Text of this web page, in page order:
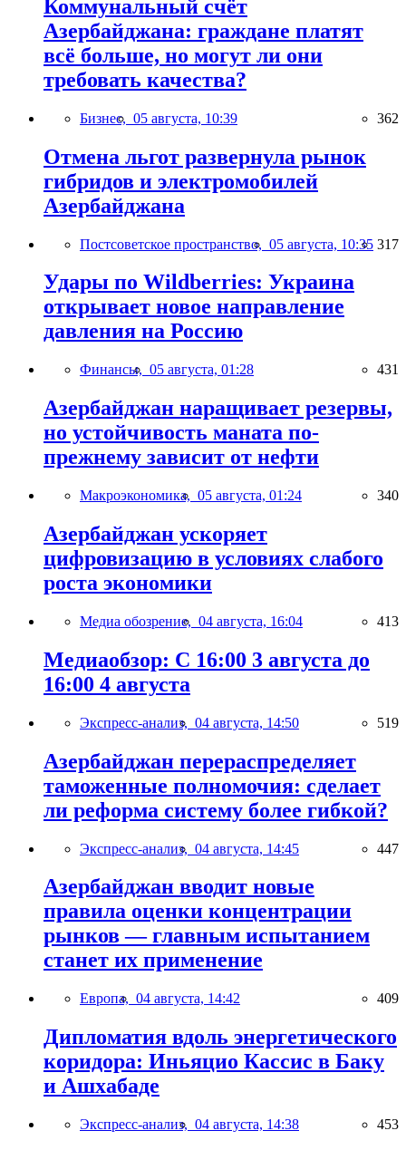
Коммунальный счёт
Азербайджана: граждане платят
всё больше, но могут ли они
требовать качества?
Бизнес, 05 августа, 10:39 362
Отмена льгот развернула рынок
гибридов и электромобилей
Азербайджана
Постсоветское пространство, 05 августа, 10:35 317
Удары по Wildberries: Украина
открывает новое направление
давления на Россию
Финансы, 05 августа, 01:28 431
Азербайджан наращивает резервы,
но устойчивость маната по-
прежнему зависит от нефти
Макроэкономика, 05 августа, 01:24 340
Азербайджан ускоряет
цифровизацию в условиях слабого
роста экономики
Медиа обозрение, 04 августа, 16:04 413
Медиаобзор: С 16:00 3 августа до
16:00 4 августа
Экспресс-анализ, 04 августа, 14:50 519
Азербайджан перераспределяет
таможенные полномочия: сделает
ли реформа систему более гибкой?
Экспресс-анализ, 04 августа, 14:45 447
Азербайджан вводит новые
правила оценки концентрации
рынков — главным испытанием
станет их применение
Европа, 04 августа, 14:42 409
Дипломатия вдоль энергетического
коридора: Иньяцио Кассис в Баку
и Ашхабаде
Экспресс-анализ, 04 августа, 14:38 453